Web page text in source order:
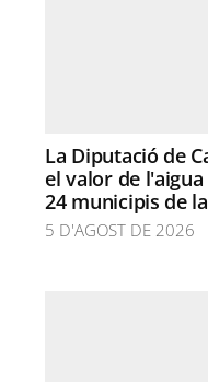
La Diputació de
el valor de
24 municipis de
5 D'AGOST DE 2026